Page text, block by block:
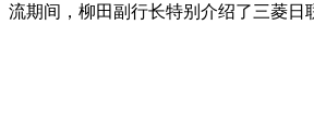
流期间，柳田副行长特别介绍了三菱日